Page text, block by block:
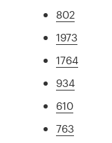
802
1973
1764
934
610
763